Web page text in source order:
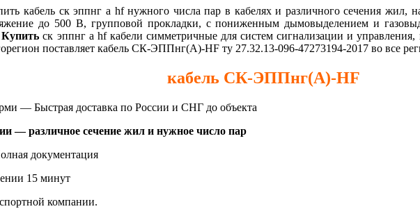
кабель ск эппнг а hf нужного числа пар в кабелях и различного сечения жил,
до 500 В, групповой прокладки, с пониженным дымовыделением и
Купитьск эппнг а hf кабели симметричные для систем сигнализации и
поставляет кабель СК-ЭППнг(А)-HF ту 27.32.13-096-47273194-2017 во все
кабель СК-ЭППнг(А)-HF
— Быстрая доставка по России и СНГ до объекта
— различное сечение жил и нужное число пар
документация
15 минут
компании.